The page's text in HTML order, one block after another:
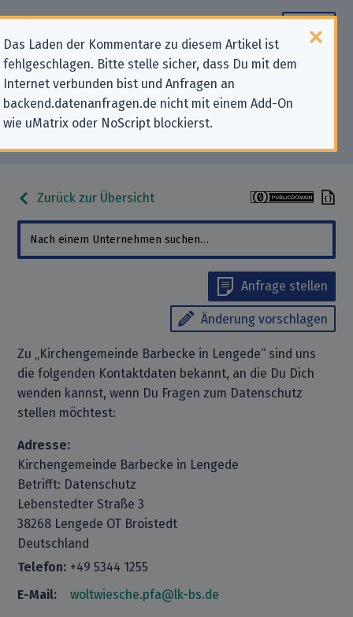
Das Laden der Kommentare zu diesem Artikel ist
fehlgeschlagen. Bitte stelle sicher, dass Du mit dem
Internet verbunden bist und Anfragen an
backend.datenanfragen.de nicht mit einem Add-On
wie uMatrix oder NoScript blockierst.
Datenschutz-Kontaktdaten für
„Kirchengemeinde Barbecke in
Lengede“
Zurück zur Übersicht
Anfrage stellen
Änderung vorschlagen
Zu „Kirchengemeinde Barbecke in Lengede“ sind uns
die folgenden Kontaktdaten bekannt, an die Du Dich
wenden kannst, wenn Du Fragen zum Datenschutz
stellen möchtest:
Adresse:
Kirchengemeinde Barbecke in Lengede
Betrifft: Datenschutz
Lebenstedter Straße 3
38268 Lengede OT Broistedt
Deutschland
Telefon: +49 5344 1255
E-Mail:
woltwiesche.pfa@lk-bs.de